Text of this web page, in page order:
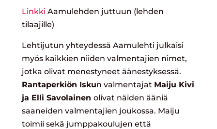
LinkkiAamulehden juttuun (lehden
tilaajille)
Lehtijutun yhteydessä Aamulehti julkaisi
myös kaikkien niiden valmentajien nimet,
jotka olivat menestyneet äänestyksessä.
Rantaperkiön Iskun valmentajat Maiju Kivi
ja Elli Savolainen olivat näiden ääniä
saaneiden valmentajien joukossa. Maiju
toimii sekä jumppakoulujen että